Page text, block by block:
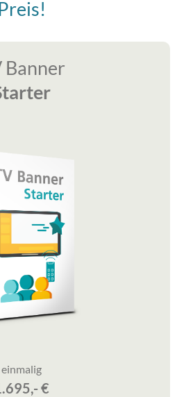
Banner
einmalig
€